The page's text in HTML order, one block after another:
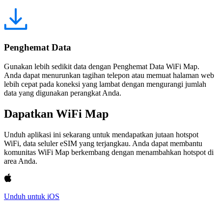
Penghemat Data
Gunakan lebih sedikit data dengan Penghemat Data WiFi Map.
Anda dapat menurunkan tagihan telepon atau memuat halaman web
lebih cepat pada koneksi yang lambat dengan mengurangi jumlah
data yang digunakan perangkat Anda.
Dapatkan WiFi Map
Unduh aplikasi ini sekarang untuk mendapatkan jutaan hotspot
WiFi, data seluler eSIM yang terjangkau. Anda dapat membantu
komunitas WiFi Map berkembang dengan menambahkan hotspot di
area Anda.
Unduh untuk iOS